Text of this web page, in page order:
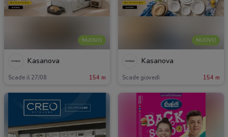
NUOVO
Kasanova
Scade il 27/08 154 m
NUOVO
Kasanova
Scade giovedì 154 m